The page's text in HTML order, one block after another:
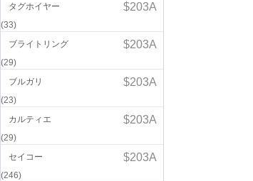
タグホイヤー
(33)
ブライトリング
(29)
ブルガリ
(23)
カルティエ
(29)
セイコー
(246)